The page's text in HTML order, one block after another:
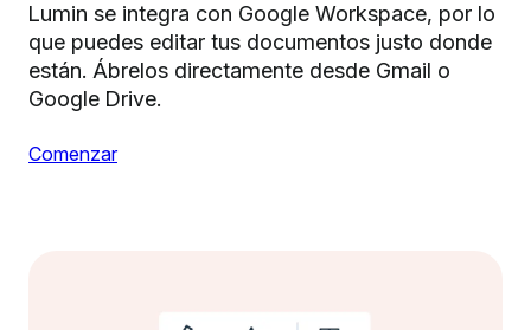
Lumin se integra con Google Workspace, por lo
que puedes editar tus documentos justo donde
están. Ábrelos directamente desde Gmail o
Google Drive.
Comenzar